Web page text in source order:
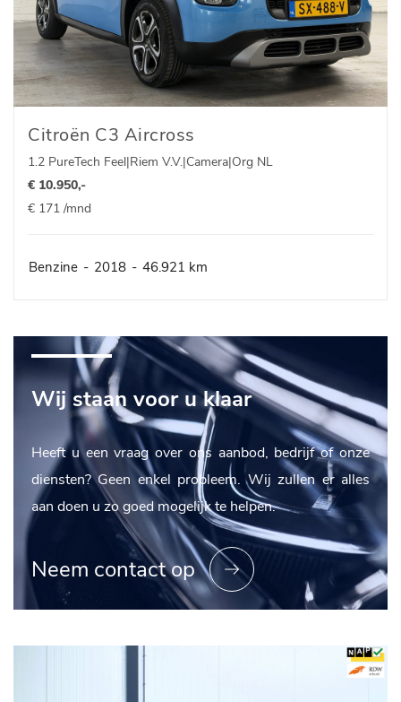
Citroën C3 Aircross
1.2 PureTech Feel|Riem V.V.|Camera|Org NL
€ 10.950,-
€ 171 /mnd
Benzine - 2018 - 46.921 km
Wij staan voor u klaar
Heeft u een vraag over ons aanbod, bedrijf of onze
diensten? Geen enkel probleem. Wij zullen er alles
aan doen u zo goed mogelijk te helpen.
Neem contact op